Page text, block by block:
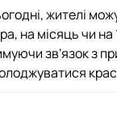
жителі
на місяць чи
зв'язок з